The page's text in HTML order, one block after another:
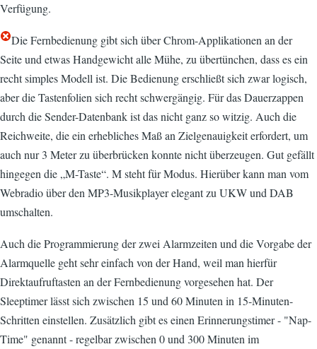
Verfügung.
Die Fernbedienung gibt sich über Chrom-Applikationen an der
Seite und etwas Handgewicht alle Mühe, zu übertünchen, dass es ein
recht simples Modell ist. Die Bedienung erschließt sich zwar logisch,
aber die Tastenfolien sich recht schwergängig. Für das Dauerzappen
durch die Sender-Datenbank ist das nicht ganz so witzig. Auch die
Reichweite, die ein erhebliches Maß an Zielgenauigkeit erfordert, um
auch nur 3 Meter zu überbrücken konnte nicht überzeugen. Gut gefällt
hingegen die „M-Taste“. M steht für Modus. Hierüber kann man vom
Webradio über den MP3-Musikplayer elegant zu UKW und DAB
umschalten.
Auch die Programmierung der zwei Alarmzeiten und die Vorgabe der
Alarmquelle geht sehr einfach von der Hand, weil man hierfür
Direktaufruftasten an der Fernbedienung vorgesehen hat. Der
Sleeptimer lässt sich zwischen 15 und 60 Minuten in 15-Minuten-
Schritten einstellen. Zusätzlich gibt es einen Erinnerungstimer - "Nap-
Time" genannt - regelbar zwischen 0 und 300 Minuten im